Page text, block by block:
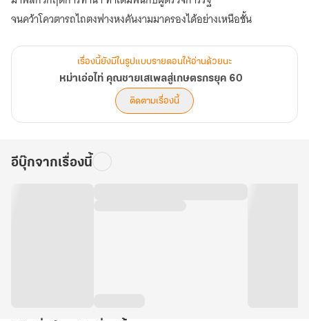
จนคว้าโควตารถไถตงฟางหงคันงามมาครองได้อย่างเหนือชั้น
เรื่องนี้ยังมีในรูปแบบรายตอนให้อ่านด้วยนะ
หม่าเอ่อไท่ คุณชายเสเพลสู่เกษตรกรยุค 60
ติดตามเรื่องนี้
อีบุ๊กจากเรื่องนี้